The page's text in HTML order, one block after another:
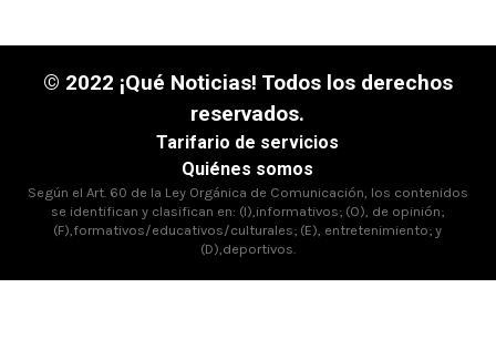
© 2022 ¡Qué Noticias! Todos los derechos
reservados.
Tarifario de servicios
Quiénes somos
Según el Art. 60 de la Ley Orgánica de Comunicación, los contenidos
se identifican y clasifican en: (I),informativos; (O), de opinión;
(F),formativos/educativos/culturales; (E), entretenimiento; y
(D),deportivos.